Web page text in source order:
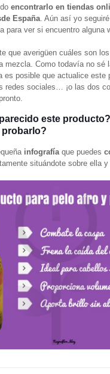
encontrarlo en tiendas
España. Aún así yo
para ver si encuentro alguna
que averigüen cuáles son
mezcla. Como todavía no sé
es posible que actualice este
redes sociales… ¡o las dos
este
probarlo?
infografíaque puedes
situándote sobre ella y